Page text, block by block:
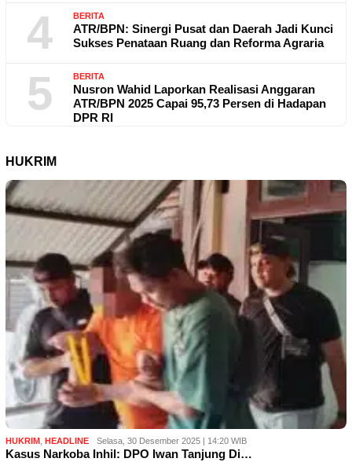
4 BERITA
ATR/BPN: Sinergi Pusat dan Daerah Jadi Kunci
Sukses Penataan Ruang dan Reforma Agraria
5 BERITA
Nusron Wahid Laporkan Realisasi Anggaran
ATR/BPN 2025 Capai 95,73 Persen di Hadapan
DPR RI
HUKRIM
HUKRIM HEADLINE Selasa, 30 Desember 2025 | 14:20 WIB
Kasus Narkoba Inhil: DPO Iwan Tanjung Di…